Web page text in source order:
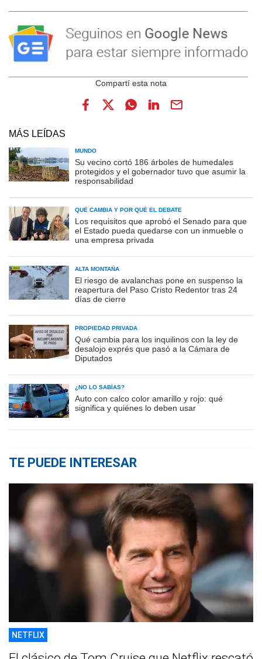
MÁS LEÍDAS
MUNDO
Su vecino cortó 186 árboles de humedales
protegidos y el gobernador tuvo que asumir la
responsabilidad
QUÉ CAMBIA Y POR QUÉ EL DEBATE
Los requisitos que aprobó el Senado para que
el Estado pueda quedarse con un inmueble o
una empresa privada
ALTA MONTAÑA
El riesgo de avalanchas pone en suspenso la
reapertura del Paso Cristo Redentor tras 24
días de cierre
PROPIEDAD PRIVADA
Qué cambia para los inquilinos con la ley de
desalojo exprés que pasó a la Cámara de
Diputados
¿NO LO SABÍAS?
Auto con calco color amarillo y rojo: qué
significa y quiénes lo deben usar
TE PUEDE INTERESAR
NETFLIX